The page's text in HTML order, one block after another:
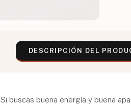
DESCRIPCIÓN DEL
Si buscas buena energía y buena